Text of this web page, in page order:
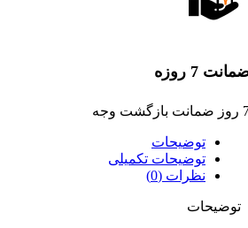
7 روزه
وجه
توضیحات
توضیحات تکمیلی
نظرات (0)
توضیحات